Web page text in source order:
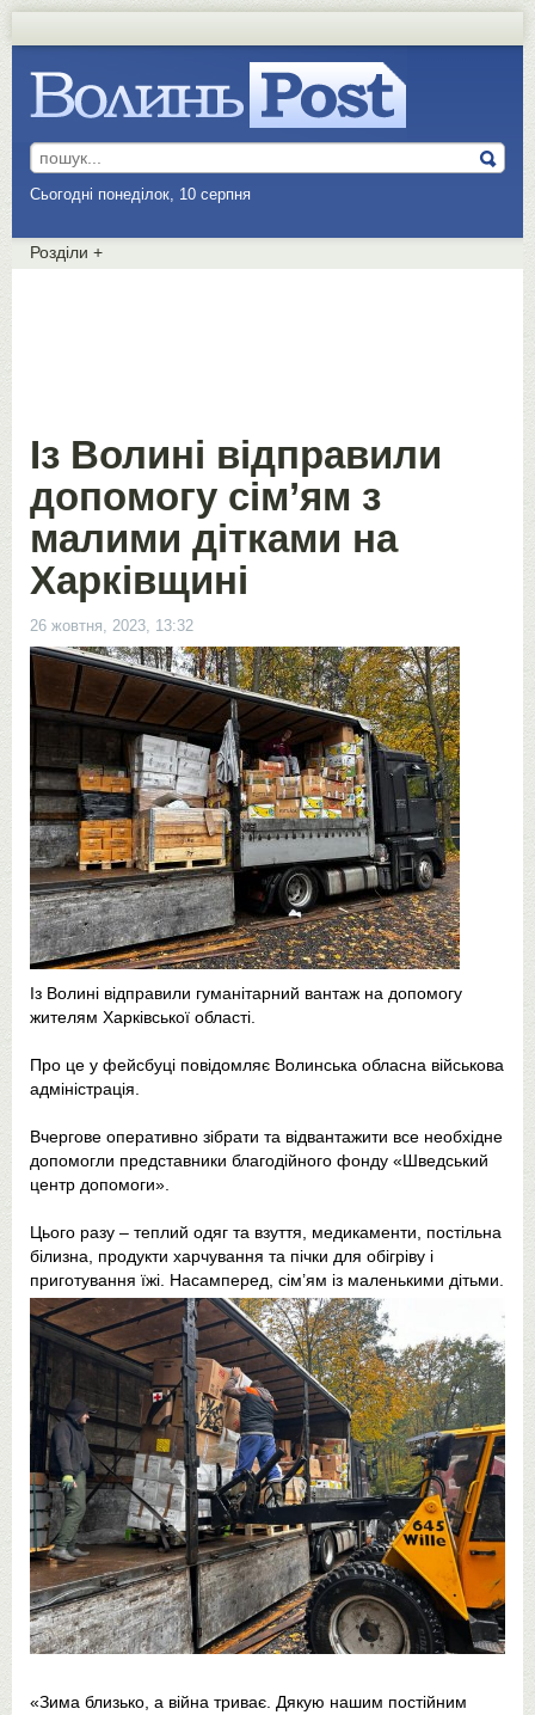
Сьогодні понеділок, 10 серпня
Розділи +
Із Волині відправили
допомогу сім’ям з
малими дітками на
Харківщині
26 жовтня, 2023, 13:32
Із Волині відправили гуманітарний вантаж на допомогу
жителям Харківської області.
Про це у фейсбуці повідомляє Волинська обласна військова
адміністрація.
Вчергове оперативно зібрати та відвантажити все необхідне
допомогли представники благодійного фонду «Шведський
центр допомоги».
Цього разу – теплий одяг та взуття, медикаменти, постільна
білизна, продукти харчування та пічки для обігріву і
приготування їжі. Насамперед, сім’ям із маленькими дітьми.
«Зима близько, а війна триває. Дякую нашим постійним